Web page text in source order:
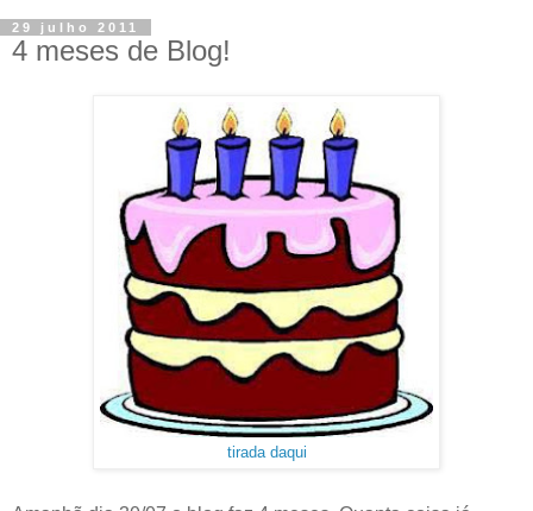
29 julho 2011
4 meses de Blog!
tirada daqui